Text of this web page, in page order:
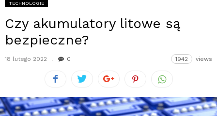
TECHNOLOGIE
Czy akumulatory litowe są
bezpieczne?
18 lutego 2022 0 1942 views